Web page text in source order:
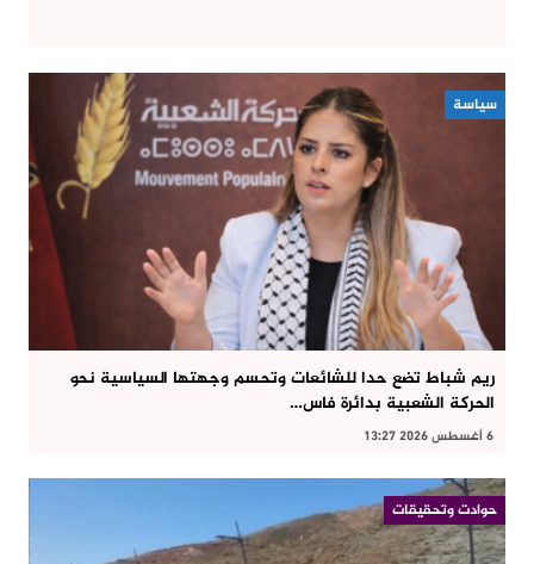
سياسة
ريم شباط تضع حدا للشائعات وتحسم وجهتها السياسية نحو
الحركة الشعبية بدائرة فاس…
6 أغسطس 2026 13:27
حوادت وتحقيقات